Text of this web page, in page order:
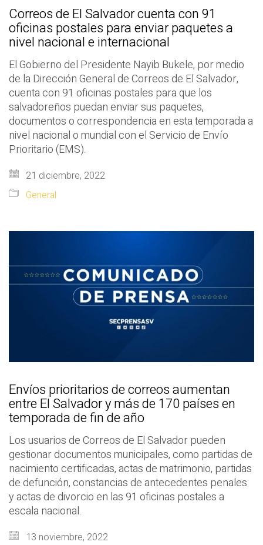
Correos de El Salvador cuenta con 91
oficinas postales para enviar paquetes a
nivel nacional e internacional
El Gobierno del Presidente Nayib Bukele, por medio
de la Dirección General de Correos de El Salvador,
cuenta con 91 oficinas postales para que los
salvadoreños puedan enviar sus paquetes,
documentos o correspondencia en esta temporada a
nivel nacional o mundial con el Servicio de Envío
Prioritario (EMS).
21 diciembre, 2022
General
Envíos prioritarios de correos aumentan
entre El Salvador y más de 170 países en
temporada de fin de año
Los usuarios de Correos de El Salvador pueden
gestionar documentos municipales, como partidas de
nacimiento certificadas, actas de matrimonio, partidas
de defunción, constancias de antecedentes penales
y actas de divorcio en las 91 oficinas postales a
escala nacional.
13 noviembre, 2022